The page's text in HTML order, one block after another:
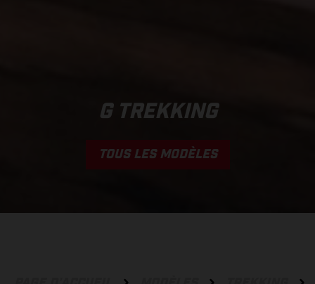
G TREKKING
TOUS LES MODÈLES